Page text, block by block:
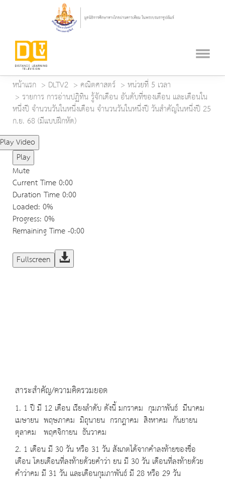
หน้าแรก DLTV2 คณิตศาสตร์
หน่วยที่ 5 เวลา
รายการ การอ่านปฏิทิน รู้จักเดือน อันดับที่ของเดือน และเดือนใน
หนึ่งปี จำนวนวันในหนึ่งเดือน จำนวนวันในหนึ่งปี วันสำคัญในหนึ่งปี 25
ก.ย. 68 (มีแบบฝึกหัด)
Play Video
Play
Mute
Current Time0:00
Duration Time0:00
Loaded: 0%
Progress: 0%
Remaining Time-0:00
Fullscreen
สาระสำคัญ/ความคิดรวมยอด
1. 1 ปี มี 12 เดือน เรียงลำดับ ดังนี้ มกราคม กุมภาพันธ์ มีนาคม
เมษายน พฤษภาคม มิถุนายน กรกฎาคม สิงหาคม กันยายน
ตุลาคม พฤศจิกายน ธันวาคม
2. 1 เดือน มี 30 วัน หรือ 31 วัน สังเกตได้จากคำลงท้ายของชื่อ
เดือน โดยเดือนที่ลงท้ายด้วยคำว่า ยน มี 30 วัน เดือนที่ลงท้ายด้วย
คำว่าคม มี 31 วัน และเดือนกุมภาพันธ์ มี 28 หรือ 29 วัน